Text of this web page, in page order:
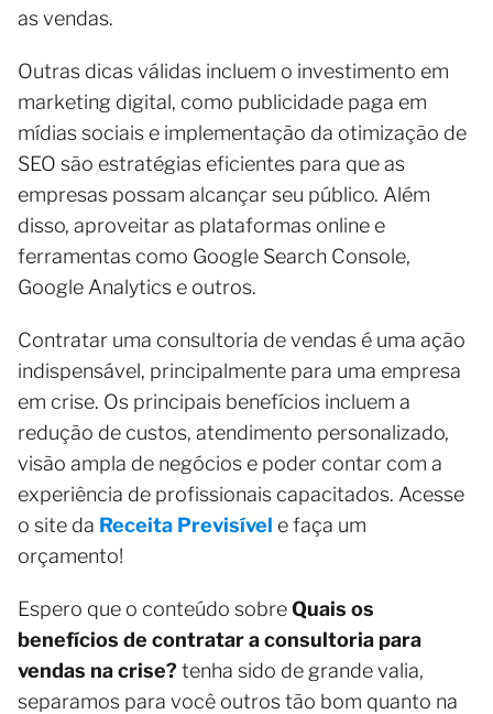
as vendas.
Outras dicas válidas incluem o investimento em
marketing digital, como publicidade paga em
mídias sociais e implementação da otimização de
SEO são estratégias eficientes para que as
empresas possam alcançar seu público. Além
disso, aproveitar as plataformas online e
ferramentas como Google Search Console,
Google Analytics e outros.
Contratar uma consultoria de vendas é uma ação
indispensável, principalmente para uma empresa
em crise. Os principais benefícios incluem a
redução de custos, atendimento personalizado,
visão ampla de negócios e poder contar com a
experiência de profissionais capacitados. Acesse
o site da Receita Previsível e faça um
orçamento!
Espero que o conteúdo sobreQuais os
benefícios de contratar a consultoria para
vendas na crise?tenha sido de grande valia,
separamos para você outros tão bom quanto na